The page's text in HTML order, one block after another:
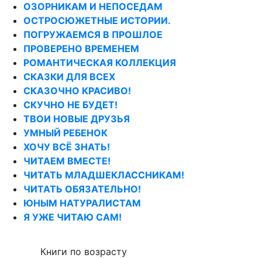
ОЗОРНИКАМ И НЕПОСЕДАМ
ОСТРОСЮЖЕТНЫЕ ИСТОРИИ.
ПОГРУЖАЕМСЯ В ПРОШЛОЕ
ПРОВЕРЕНО ВРЕМЕНЕМ
РОМАНТИЧЕСКАЯ КОЛЛЕКЦИЯ
СКАЗКИ ДЛЯ ВСЕХ
СКАЗОЧНО КРАСИВО!
СКУЧНО НЕ БУДЕТ!
ТВОИ НОВЫЕ ДРУЗЬЯ
УМНЫЙ РЕБЕНОК
ХОЧУ ВСЁ ЗНАТЬ!
ЧИТАЕМ ВМЕСТЕ!
ЧИТАТЬ МЛАДШЕКЛАССНИКАМ!
ЧИТАТЬ ОБЯЗАТЕЛЬНО!
ЮНЫМ НАТУРАЛИСТАМ
Я УЖЕ ЧИТАЮ САМ!
Книги по возрасту